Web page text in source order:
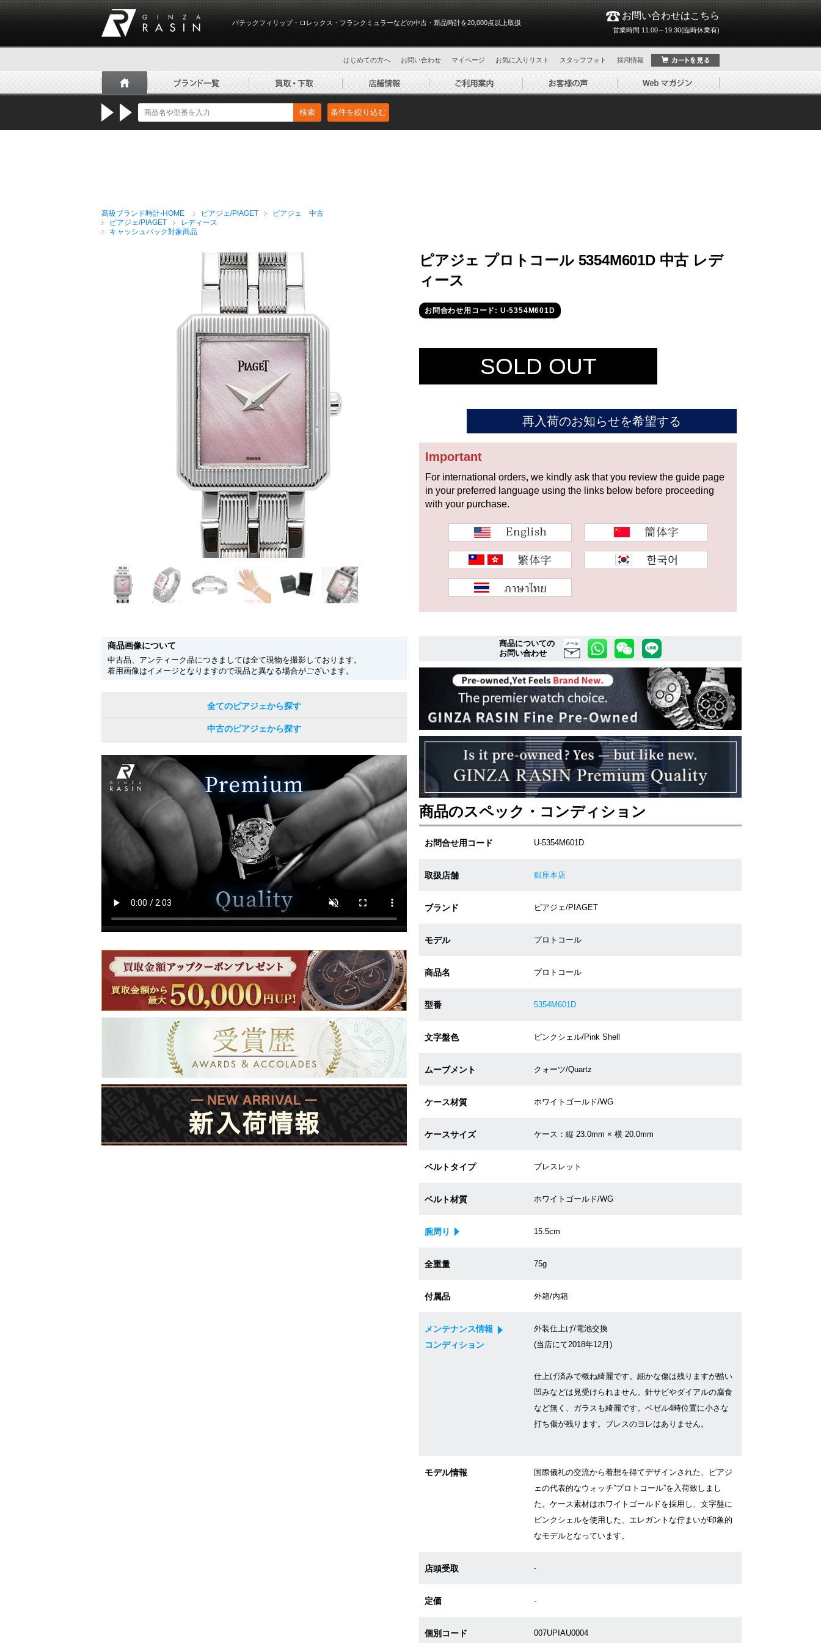
パテックフィリップ・ロレックス・フランクミュラーなどの中古・新品時計を20,000点以上取扱
お問い合わせはこちら
営業時間 11:00～19:30(臨時休業有)
はじめての方へ お問い合わせ マイページ お気に入りリスト スタッフフォト 採用情報
検索 条件を絞り込む
高級ブランド時計-HOME ピアジェ/PIAGET
ピアジェ 中古
ピアジェ/PIAGET
レディース
キャッシュバック対象商品
ピアジェ プロトコール 5354M601D 中古 レデ
ィース
お問合わせ用コード: U-5354M601D
SOLD OUT
再入荷のお知らせを希望する
Important
For international orders, we kindly ask that you review the guide page
in your preferred language using the links below before proceeding
with your purchase.
商品画像について
中古品、アンティーク品につきましては全て現物を撮影しております。
着用画像はイメージとなりますので現品と異なる場合がございます。
全てのピアジェから探す
中古のピアジェから探す
商品についての
お問い合わせ
メール
商品のスペック・コンディション
お問合せ用コード U-5354M601D
取扱店舗 銀座本店
ブランド ピアジェ/PIAGET
モデル プロトコール
商品名 プロトコール
型番 5354M601D
文字盤色 ピンクシェル/Pink Shell
ムーブメント クォーツ/Quartz
ケース材質 ホワイトゴールド/WG
ケースサイズ ケース：縦 23.0mm × 横 20.0mm
ベルトタイプ ブレスレット
ベルト材質 ホワイトゴールド/WG
腕周り 15.5cm
全重量 75g
付属品 外箱/内箱
メンテナンス情報
コンディション
外装仕上げ/電池交換
(当店にて2018年12月)
仕上げ済みで概ね綺麗です。細かな傷は残りますが酷い
凹みなどは見受けられません。針サビやダイアルの腐食
など無く、ガラスも綺麗です。ベゼル4時位置に小さな
打ち傷が残ります。ブレスのヨレはありません。
モデル情報
国際儀礼の交流から着想を得てデザインされた、ピアジ
ェの代表的なウォッチ”プロトコール”を入荷致しまし
た。ケース素材はホワイトゴールドを採用し、文字盤に
ピンクシェルを使用した、エレガントな佇まいが印象的
なモデルとなっています。
店頭受取 -
定価 -
個別コード 007UPIAU0004